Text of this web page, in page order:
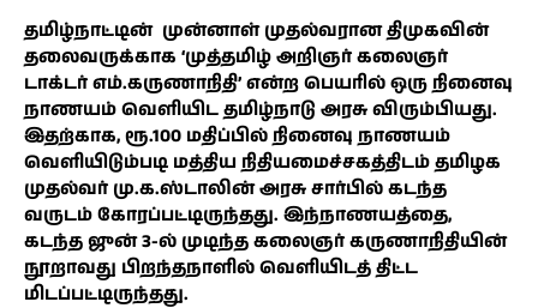
தமிழ்நாட்டின் முன்னாள் முதல்வரான திமுகவின்
தலைவருக்காக ‘முத்தமிழ் அறிஞர் கலைஞர்
டாக்டர் எம்.கருணாநிதி’ என்ற பெயரில் ஒரு நினைவு
நாணயம் வெளியிட தமிழ்நாடு அரசு விரும்பியது.
இதற்காக, ரூ.100 மதிப்பில் நினைவு நாணயம்
வெளியிடும்படி மத்திய நிதியமைச்சகத்திடம் தமிழக
முதல்வர் மு.க.ஸ்டாலின் அரசு சார்பில் கடந்த
வருடம் கோரப்பட்டிருந்தது. இந்நாணயத்தை,
கடந்த ஜுன் 3-ல் முடிந்த கலைஞர் கருணாநிதியின்
நூறாவது பிறந்தநாளில் வெளியிடத் திட்ட
மிடப்பட்டிருந்தது.